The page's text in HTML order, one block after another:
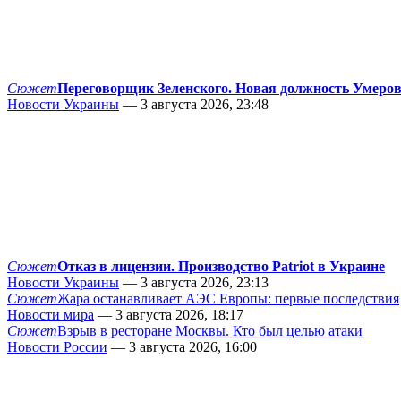
СюжетПереговорщик Зеленского. Новая должность
Новости Украины — 3 августа 2026, 23:48
СюжетОтказ в лицензии. Производство Patriot в Украине
Новости Украины — 3 августа 2026, 23:13
СюжетЖара останавливает АЭС Европы: первые последствия
Новости мира — 3 августа 2026, 18:17
СюжетВзрыв в ресторане Москвы. Кто был целью атаки
Новости России — 3 августа 2026, 16:00